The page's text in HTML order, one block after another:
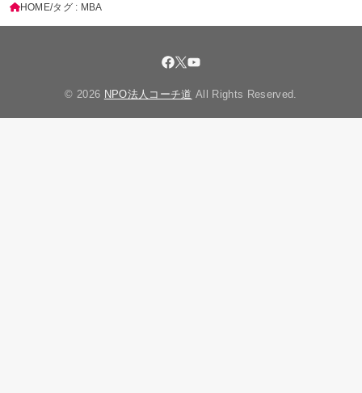
HOME タグ : MBA
© 2026 NPO法人コーチ道 All Rights Reserved.